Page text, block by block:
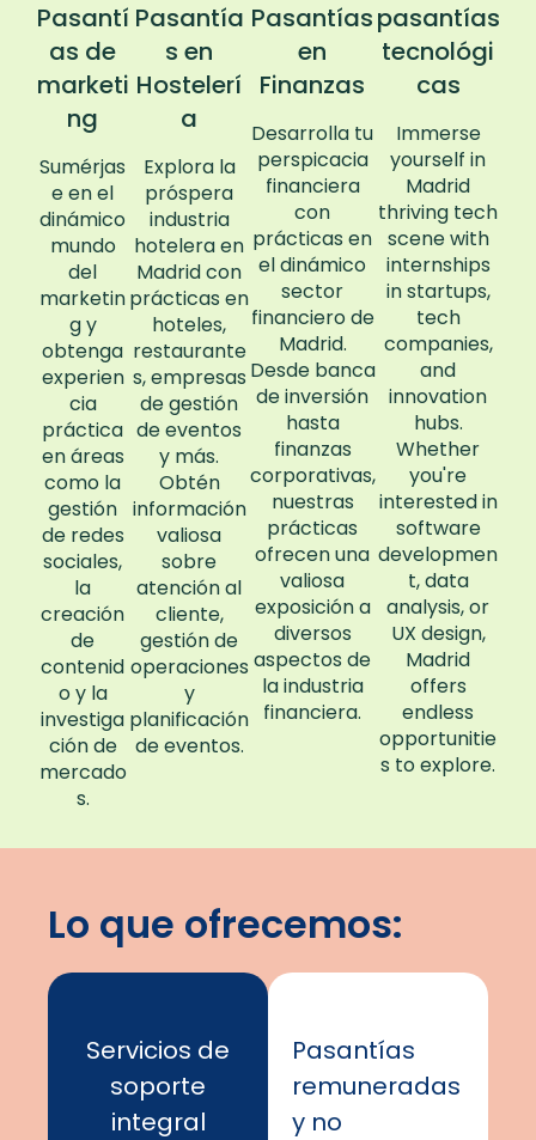
Pasantí
as de
marketi
ng
Sumérjas
e en el
dinámico
mundo
del
marketin
g y
obtenga
experien
cia
práctica
en áreas
como la
gestión
de redes
sociales,
la
creación
de
contenid
o y la
investiga
ción de
mercado
s.
Pasantía
s en
Hostelerí
a
Explora la
próspera
industria
hotelera en
Madrid con
prácticas en
hoteles,
restaurante
s, empresas
de gestión
de eventos
y más.
Obtén
información
valiosa
sobre
atención al
cliente,
gestión de
operaciones
y
planificación
de eventos.
Pasantías
en
Finanzas
Desarrolla tu
perspicacia
financiera
con
prácticas en
el dinámico
sector
financiero de
Madrid.
Desde banca
de inversión
hasta
finanzas
corporativas,
nuestras
prácticas
ofrecen una
valiosa
exposición a
diversos
aspectos de
la industria
financiera.
pasantías
tecnológi
cas
Immerse
yourself in
Madrid
thriving tech
scene with
internships
in startups,
tech
companies,
and
innovation
hubs.
Whether
you're
interested in
software
developmen
t, data
analysis, or
UX design,
Madrid
offers
endless
opportunitie
s to explore.
Lo que ofrecemos:
Servicios de
soporte
integral
Pasantías
remuneradas
y no